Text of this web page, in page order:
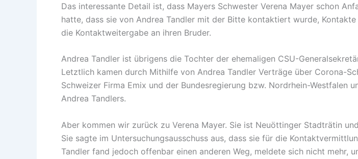
Das interessante Detail ist, dass Mayers Schwester Verena Mayer schon
hatte, dass sie von Andrea Tandler mit der Bitte kontaktiert wurde,
die Kontaktweitergabe an ihren Bruder.
Andrea Tandler ist übrigens die Tochter der ehemaligen CSU-
Letztlich kamen durch Mithilfe von Andrea Tandler Verträge über Corona-
Schweizer Firma Emix und der Bundesregierung bzw. Nordrhein-Westfalen
Andrea Tandlers.
Aber kommen wir zurück zu Verena Mayer. Sie ist Neuöttinger Stadträtin
Sie sagte im Untersuchungsausschuss aus, dass sie für die
Tandler fand jedoch offenbar einen anderen Weg, meldete sich nicht mehr,